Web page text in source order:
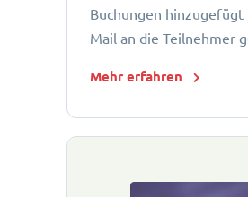
Buchungen hinzugefügt
Mail an die Teilnehmer
Mehr erfahren